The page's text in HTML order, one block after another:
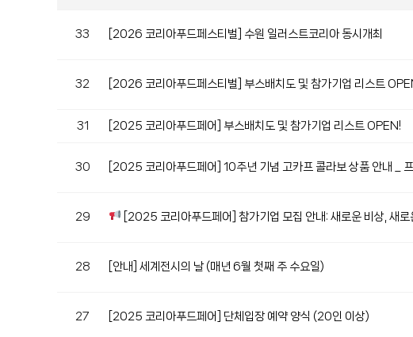
33 [2026 코리아푸드페스티벌] 수원 일러스트코리아 동시개최
32 [2026 코리아푸드페스티벌] 부스배치도 및 참가기업 리스트
31 [2025 코리아푸드페어] 부스배치도 및 참가기업 리스트 OPEN!
30 [2025 코리아푸드페어] 10주년 기념 고카프 콜라보 상품 안내 _
29 [2025 코리아푸드페어] 참가기업 모집 안내: 새로운 비상, 새로
28 [안내] 세계전시의 날 (매년 6월 첫째 주 수요일)
27 [2025 코리아푸드페어] 단체입장 예약 양식 (20인 이상)